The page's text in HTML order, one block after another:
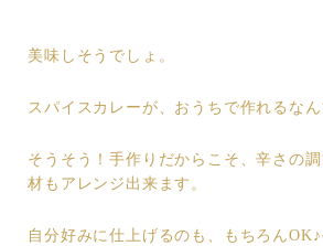
美味しそうでしょ。
スパイスカレーが、おうちで作れるなん
そうそう！手作りだからこそ、辛さの
材もアレンジ出来ます。
自分好みに仕上げるのも、もちろん